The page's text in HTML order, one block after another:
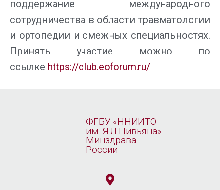
поддержание международного
сотрудничества в области травматологии
и ортопедии и смежных специальностях.
Принять участие можно по
ссылке https://club.eoforum.ru/
ФГБУ «ННИИТО
им. Я.Л.Цивьяна»
Минздрава
России